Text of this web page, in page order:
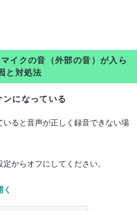
イクの音（外部の音）が入ら
と対処法
になっている
いると音声が正しく録音できない場
からオフにしてください。